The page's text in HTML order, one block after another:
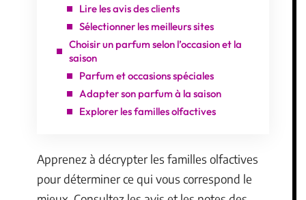
Lire les avis des clients
Sélectionner les meilleurs sites
Choisir un parfum selon l’occasion et la
saison
Parfum et occasions spéciales
Adapter son parfum à la saison
Explorer les familles olfactives
Apprenez à décrypter les familles olfactives
pour déterminer ce qui vous correspond le